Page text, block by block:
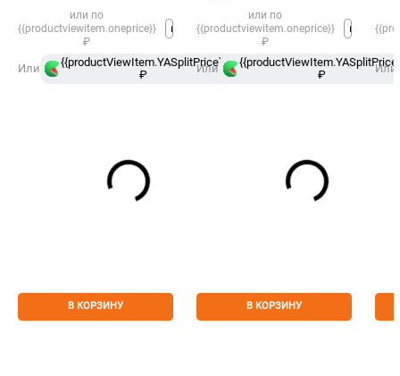
или по
{{productviewitem.oneprice}}
₽
Или
{{productViewItem.YASplitPrice}}
₽
в
Сплит
В КОРЗИНУ
или по
{{productviewitem.oneprice}}
₽
Или
₽
В КОРЗИНУ
Или